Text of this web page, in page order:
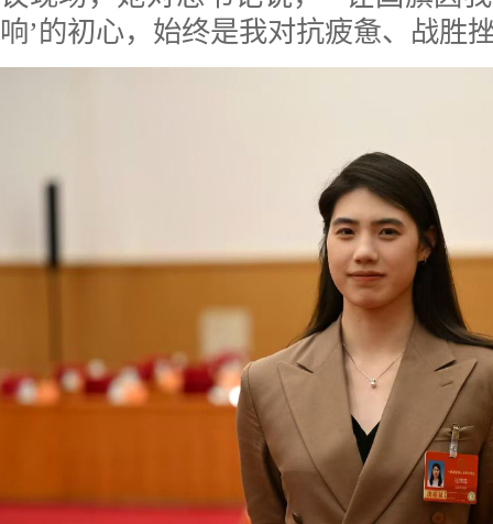
响’的初心，始终是我对抗疲惫、战胜